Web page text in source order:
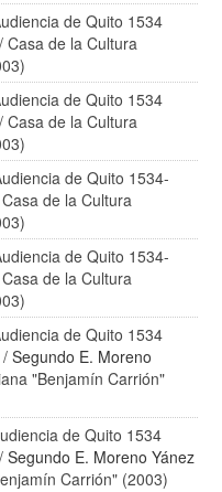
de Quito 1534
/ Casa de la Cultura
de Quito 1534
/ Casa de la Cultura
de Quito 1534-
de la Cultura
de Quito 1534-
de la Cultura
de Quito 1534
/Segundo E. Moreno
"Benjamín Carrión"
de Quito 1534
/Segundo E. Moreno Yánez
Carrión" (2003)